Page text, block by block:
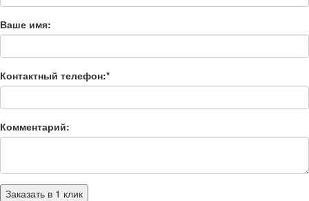
Ваше имя:
Контактный телефон:*
Комментарий:
Заказать в 1 клик